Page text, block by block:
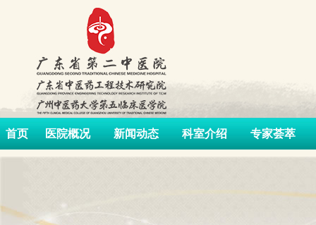
首页 医院概况 新闻动态 科室介绍 专家荟萃